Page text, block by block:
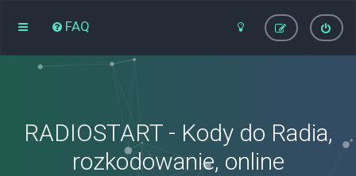
FAQ
RADIOSTART - Kody do Radia,
rozkodowanie, online